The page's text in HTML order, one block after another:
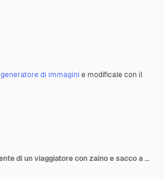
generatore di immagini e modificale con il
Illustrazione divertente di un viaggiatore con zaino e sacco a pelo del fumetto 3D